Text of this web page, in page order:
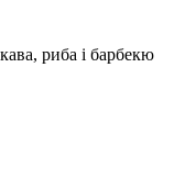
риба і барбекю